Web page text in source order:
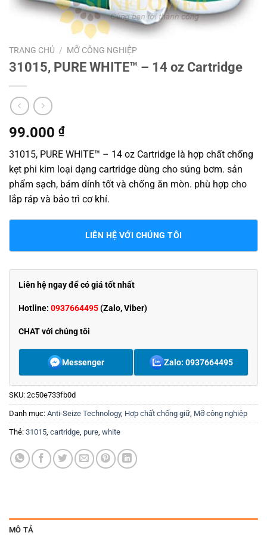
TRANG CHỦ / MỠ CÔNG NGHIỆP
31015, PURE WHITE™ – 14 oz Cartridge
99.000 ₫
31015, PURE WHITE™ – 14 oz Cartridge là hợp chất chống
kẹt phi kim loại dạng cartridge dùng cho súng bơm. sản
phẩm sạch, bám dính tốt và chống ăn mòn. phù hợp cho
lắp ráp và bảo trì cơ khí.
LIÊN HỆ VỚI CHÚNG TÔI
Liên hệ ngay để có giá tốt nhất
Hotline: 0937664495(Zalo, Viber)
CHAT với chúng tôi
Messenger Zalo: 0937664495
SKU: 2c50e733fb0d
Danh mục: Anti-Seize Technology, Hợp chất chống giữ, Mỡ công nghiệp
Thẻ: 31015, cartridge, pure, white
MÔ TẢ